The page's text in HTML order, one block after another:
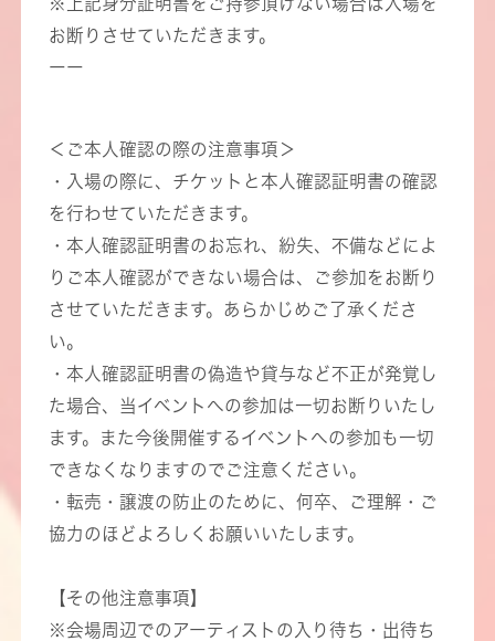
お断りさせていただきます。
ーー
＜ご本人確認の際の注意事項＞
・入場の際に、チケットと本人確認証明書の確認
を行わせていただきます。
・本人確認証明書のお忘れ、紛失、不備などによ
りご本人確認ができない場合は、ご参加をお断り
させていただきます。あらかじめご了承くださ
い。
・本人確認証明書の偽造や貸与など不正が発覚し
た場合、当イベントへの参加は一切お断りいたし
ます。また今後開催するイベントへの参加も一切
できなくなりますのでご注意ください。
・転売・譲渡の防止のために、何卒、ご理解・ご
協力のほどよろしくお願いいたします。
【その他注意事項】
※会場周辺でのアーティストの入り待ち・出待ち